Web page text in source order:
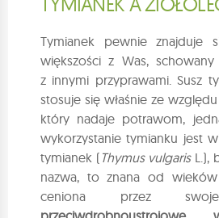
Tymianek pewnie
większości z Was,
z innymi przyprawami. Susz
stosuje się właśnie ze
który nadaje potrawom,
wykorzystanie tymianku jest
tymianek ( Thymus vulgarisL.),
nazwa, to znana od wieków
ceniona przez